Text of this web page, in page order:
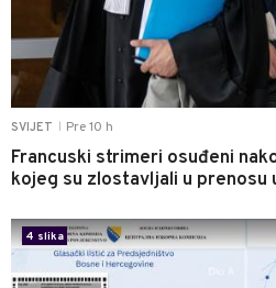
SVIJET Pre 10 h
Francuski strimeri osuđeni
kojeg su zlostavljali u prenosu
4 slika